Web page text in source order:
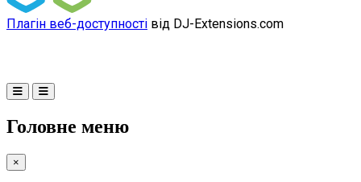
Плагін веб-доступності від DJ-Extensions.com
Головне меню
×